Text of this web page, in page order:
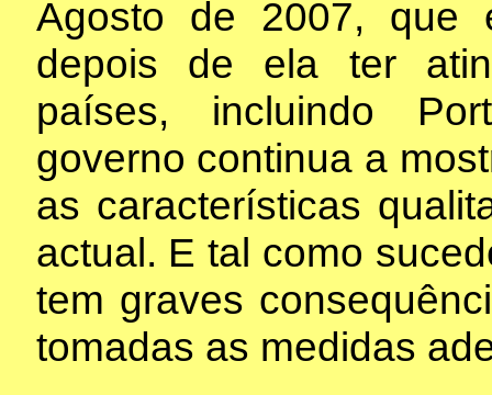
Agosto de 2007, que
depois de ela ter
países, incluindo
governo continua a
as características
actual. E tal como
tem graves
tomadas as medidas